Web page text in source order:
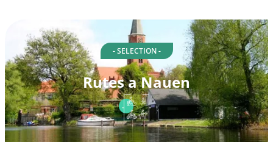
- SELECTION -
Rutes a Nauen